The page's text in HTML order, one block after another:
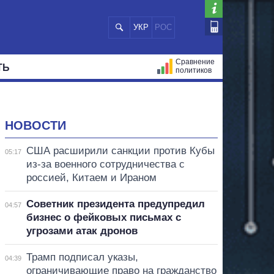
УКР РОС
Сравнение
политиков
НОВОСТИ
05:17
США расширили санкции против Кубы
из-за военного сотрудничества с
россией, Китаем и Ираном
04:57
Советник президента предупредил
бизнес о фейковых письмах с
угрозами атак дронов
04:39
Трамп подписал указы,
ограничивающие право на гражданство